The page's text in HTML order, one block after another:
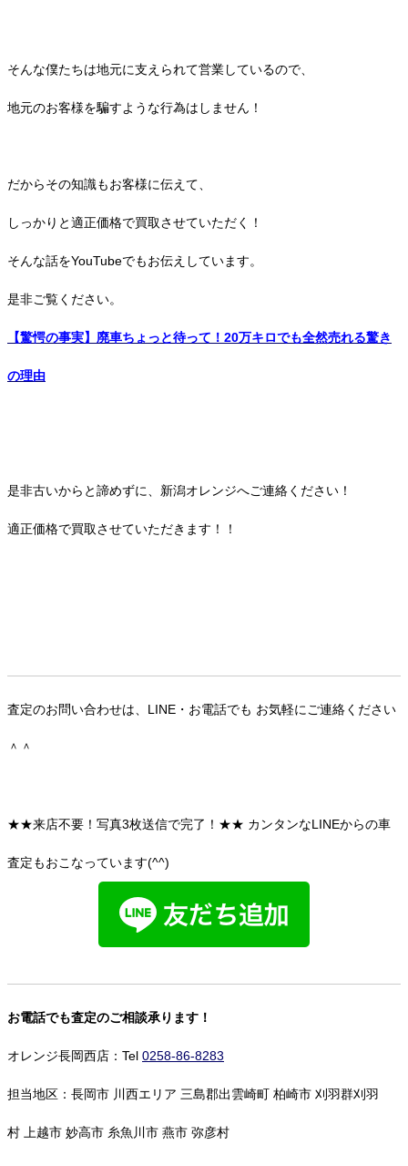
そんな僕たちは地元に支えられて営業しているので、
地元のお客様を騙すような行為はしません！
だからその知識もお客様に伝えて、
しっかりと適正価格で買取させていただく！
そんな話をYouTubeでもお伝えしています。
是非ご覧ください。
【驚愕の事実】廃車ちょっと待って！20万キロでも全然売れる驚き
の理由
是非古いからと諦めずに、新潟オレンジへご連絡ください！
適正価格で買取させていただきます！！
査定のお問い合わせは、LINE・お電話でも お気軽にご連絡ください
＾＾
★★来店不要！写真3枚送信で完了！★★ カンタンなLINEからの車
査定もおこなっています(^^)
お電話でも査定のご相談承ります！
オレンジ長岡西店：Tel 0258-86-8283
担当地区：長岡市 川西エリア 三島郡出雲崎町 柏崎市 刈羽群刈羽
村 上越市 妙高市 糸魚川市 燕市 弥彦村